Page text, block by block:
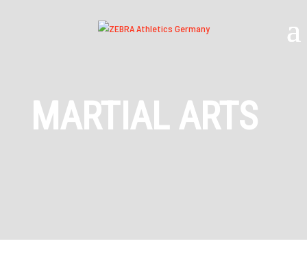
MARTIAL ARTS